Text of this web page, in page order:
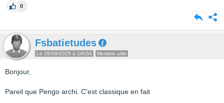
0
Fsbatietudes
Le 29/09/2025 à 14h56 Membre utile
Bonjour,
Pareil que Pengo archi. C'est classique en fait